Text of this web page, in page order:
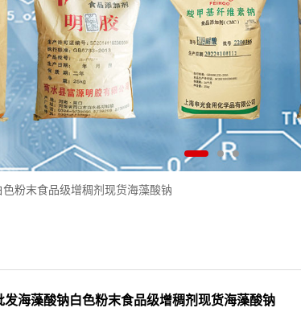
粉末食品级增稠剂现货海藻酸钠
发海藻酸钠白色粉末食品级增稠剂现货海藻酸钠